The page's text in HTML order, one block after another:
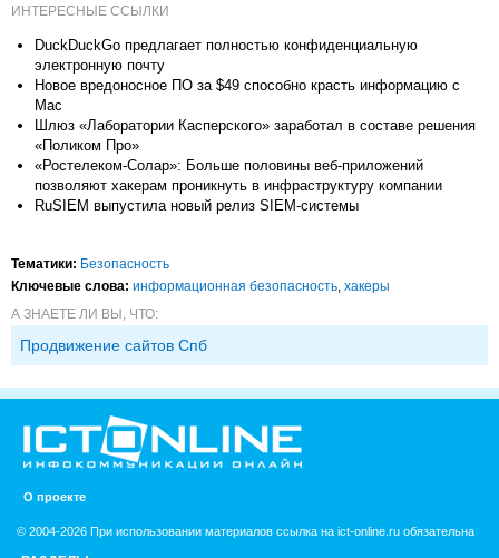
ИНТЕРЕСНЫЕ ССЫЛКИ
DuckDuckGo предлагает полностью конфиденциальную
электронную почту
Новое вредоносное ПО за $49 способно красть информацию с
Mac
Шлюз «Лаборатории Касперского» заработал в составе решения
«Поликом Про»
«Ростелеком-Солар»: Больше половины веб-приложений
позволяют хакерам проникнуть в инфраструктуру компании
RuSIEM выпустила новый релиз SIEM-системы
Тематики: Безопасность
Ключевые слова: информационная безопасность хакеры
А ЗНАЕТЕ ЛИ ВЫ, ЧТО:
Продвижение сайтов Спб
О проекте
© 2004-2026 При использовании материалов ссылка на ict-online.ru обязательна